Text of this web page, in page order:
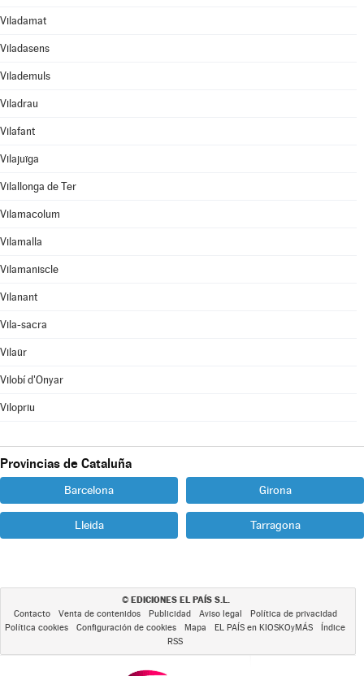
Viladamat
Viladasens
Vilademuls
Viladrau
Vilafant
Vilajuïga
Vilallonga de Ter
Vilamacolum
Vilamalla
Vilamaniscle
Vilanant
Vila-sacra
Vilaür
Vilobí d'Onyar
Vilopriu
Provincias de Cataluña
Barcelona Girona
Lleida Tarragona
© EDICIONES EL PAÍS S.L.
Contacto Venta de contenidos Publicidad Aviso legal
Política de privacidad
Política cookies
Configuración de cookies Mapa EL PAÍS en KIOSKOyMÁS
Índice
RSS